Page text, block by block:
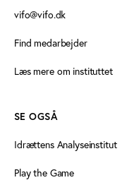
vifo@vifo.dk
Find medarbejder
Læs mere om instituttet
SE OGSÅ
Idrættens Analyseinstitut
Play the Game